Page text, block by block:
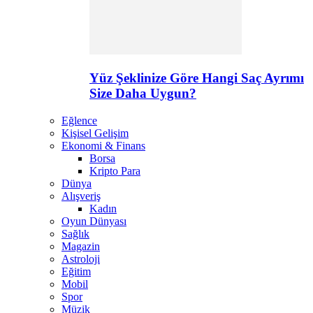
Yüz Şeklinize Göre Hangi Saç Ayrımı
Size Daha Uygun?
Eğlence
Kişisel Gelişim
Ekonomi & Finans
Borsa
Kripto Para
Dünya
Alışveriş
Kadın
Oyun Dünyası
Sağlık
Magazin
Astroloji
Eğitim
Mobil
Spor
Müzik